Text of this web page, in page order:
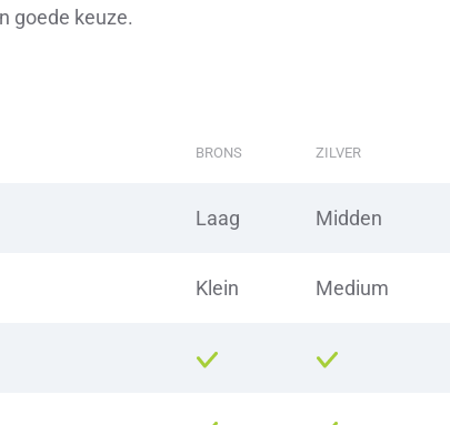
goede keuze.
BRONS ZILVER
Laag Midden
Klein Medium